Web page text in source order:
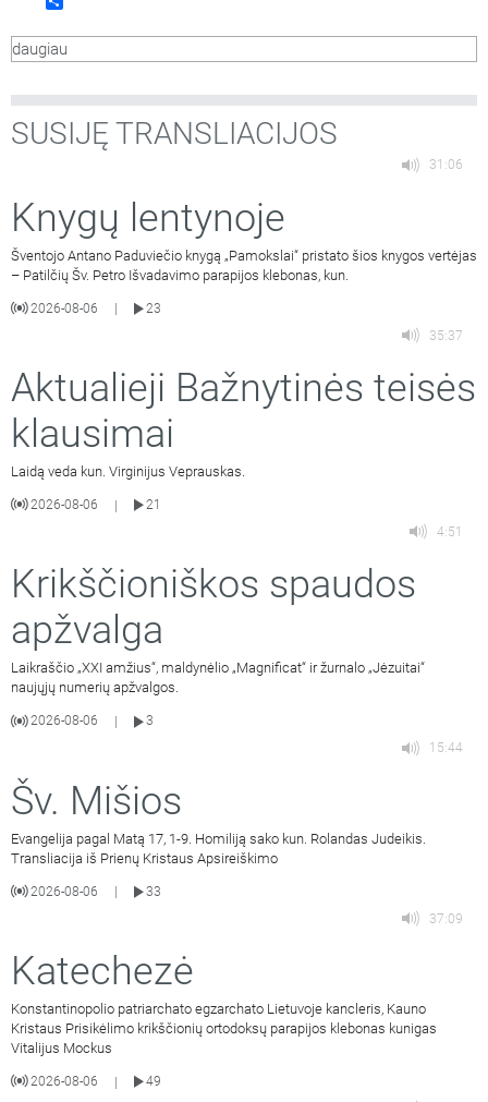
daugiau
SUSIJĘ TRANSLIACIJOS
31:06
Knygų lentynoje
Šventojo Antano Paduviečio knygą „Pamokslai“ pristato šios knygos vertėjas
– Patilčių Šv. Petro Išvadavimo parapijos klebonas, kun.
2026-08-06
23
35:37
Aktualieji Bažnytinės teisės
klausimai
Laidą veda kun. Virginijus Veprauskas.
2026-08-06 |
21
4:51
Krikščioniškos spaudos
apžvalga
Laikraščio „XXI amžius“, maldynėlio „Magnificat“ ir žurnalo „Jėzuitai“
naujųjų numerių apžvalgos.
2026-08-06
3
15:44
Šv. Mišios
Evangelija pagal Matą 17, 1-9. Homiliją sako kun. Rolandas Judeikis.
Transliacija iš Prienų Kristaus Apsireiškimo
2026-08-06
33
37:09
Katechezė
Konstantinopolio patriarchato egzarchato Lietuvoje kancleris, Kauno
Kristaus Prisikėlimo krikščionių ortodoksų parapijos klebonas kunigas
Vitalijus Mockus
2026-08-06 |
49